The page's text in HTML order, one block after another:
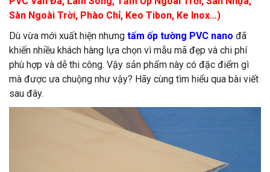
Sàn Ngoài Trời, Phào Chỉ, Keo Tibon, Ke Inox…)
Dù vừa mới xuất hiện nhưng tấm ốp tường PVC nano đã
khiến nhiều khách hàng lựa chọn vì mẫu mã đẹp và chi phí
phù hợp và dễ thi công. Vậy sản phẩm này có đặc điểm gì
mà được ưa chuộng như vậy? Hãy cùng tìm hiểu qua bài viết
sau đây.